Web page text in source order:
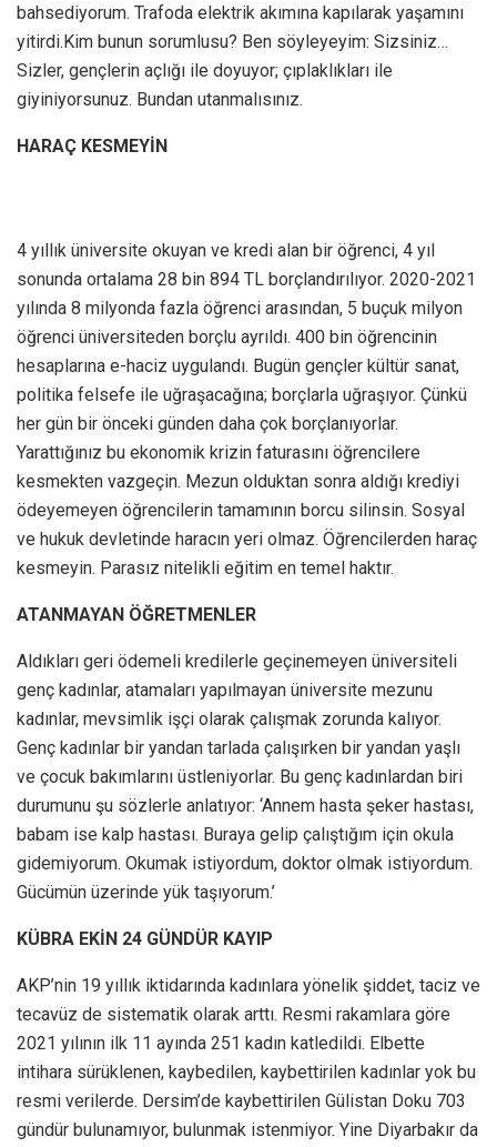
bahsediyorum. Trafoda elektrik akımına kapılarak yaşamını
yitirdi.Kim bunun sorumlusu? Ben söyleyeyim: Sizsiniz…
Sizler, gençlerin açlığı ile doyuyor; çıplaklıkları ile
giyiniyorsunuz. Bundan utanmalısınız.
HARAÇ KESMEYİN
4 yıllık üniversite okuyan ve kredi alan bir öğrenci, 4 yıl
sonunda ortalama 28 bin 894 TL borçlandırılıyor. 2020-2021
yılında 8 milyonda fazla öğrenci arasından, 5 buçuk milyon
öğrenci üniversiteden borçlu ayrıldı. 400 bin öğrencinin
hesaplarına e-haciz uygulandı. Bugün gençler kültür sanat,
politika felsefe ile uğraşacağına; borçlarla uğraşıyor. Çünkü
her gün bir önceki günden daha çok borçlanıyorlar.
Yarattığınız bu ekonomik krizin faturasını öğrencilere
kesmekten vazgeçin. Mezun olduktan sonra aldığı krediyi
ödeyemeyen öğrencilerin tamamının borcu silinsin. Sosyal
ve hukuk devletinde haracın yeri olmaz. Öğrencilerden haraç
kesmeyin. Parasız nitelikli eğitim en temel haktır.
ATANMAYAN ÖĞRETMENLER
Aldıkları geri ödemeli kredilerle geçinemeyen üniversiteli
genç kadınlar, atamaları yapılmayan üniversite mezunu
kadınlar, mevsimlik işçi olarak çalışmak zorunda kalıyor.
Genç kadınlar bir yandan tarlada çalışırken bir yandan yaşlı
ve çocuk bakımlarını üstleniyorlar. Bu genç kadınlardan biri
durumunu şu sözlerle anlatıyor: ‘Annem hasta şeker hastası,
babam ise kalp hastası. Buraya gelip çalıştığım için okula
gidemiyorum. Okumak istiyordum, doktor olmak istiyordum.
Gücümün üzerinde yük taşıyorum.’
KÜBRA EKİN 24 GÜNDÜR KAYIP
AKP’nin 19 yıllık iktidarında kadınlara yönelik şiddet, taciz ve
tecavüz de sistematik olarak arttı. Resmi rakamlara göre
2021 yılının ilk 11 ayında 251 kadın katledildi. Elbette
intihara sürüklenen, kaybedilen, kaybettirilen kadınlar yok bu
resmi verilerde. Dersim’de kaybettirilen Gülistan Doku 703
gündür bulunamıyor, bulunmak istenmiyor. Yine Diyarbakır da